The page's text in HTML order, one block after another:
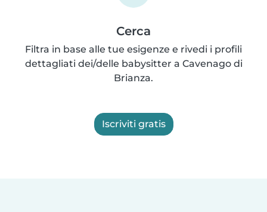
Cerca
Filtra in base alle tue esigenze e rivedi i profili
dettagliati dei/delle babysitter a Cavenago di
Brianza.
Iscriviti gratis